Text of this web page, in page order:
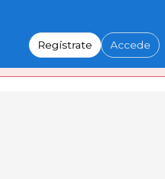
Regístrate Accede